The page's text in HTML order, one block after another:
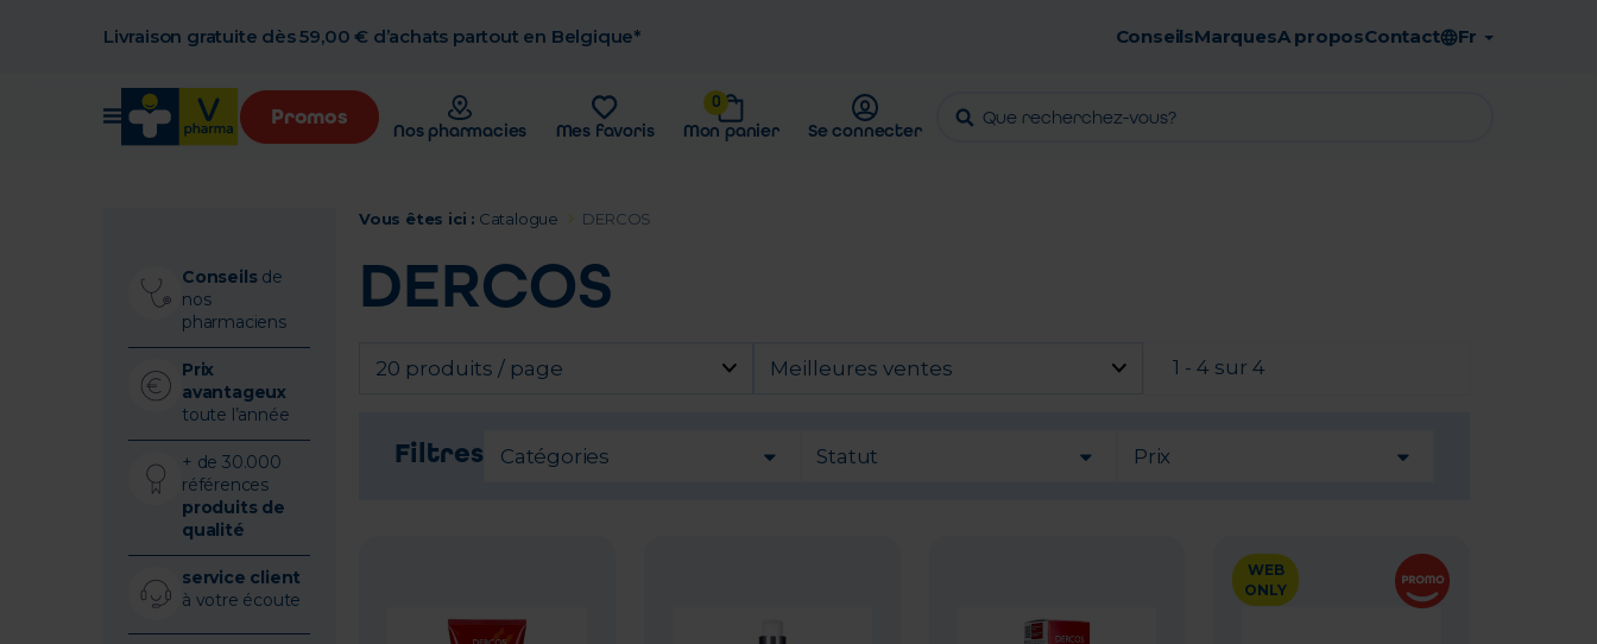
Livraison gratuite dès 59,00 € d’achats partout en Belgique* Retrait en pharmacie gratuit
ConseilsMarquesA proposContact Fr
Promos
Nos pharmacies Mes favoris
0
Mon panier Se connecter
Conseilsde
nos
pharmaciens
Prix
avantageux
toute l’année
+ de 30.000
références
produits de
qualité
service client
à votre écoute
Vous êtes ici : Catalogue DERCOS
DERCOS
20 produits / page Meilleures ventes 1 - 4 sur 4
Filtres Catégories Statut Prix
WEB
ONLY